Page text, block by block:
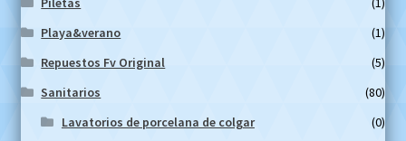
Playa&verano
(1)
Repuestos Fv Original
(5)
Sanitarios
(80)
Lavatorios de porcelana de colgar
(0)